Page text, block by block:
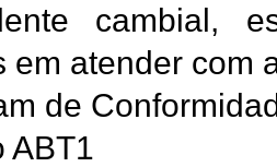
cambial,
em atender com
de
ABT1